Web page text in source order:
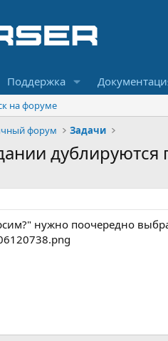
Поддержка
на форуме
форум Задачи
дублируются
нужно поочередно